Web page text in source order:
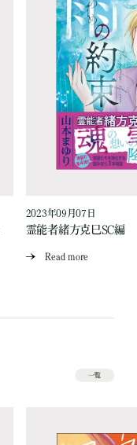
2023年09月07日
霊能者緒方克巳SC
Read more
一覧